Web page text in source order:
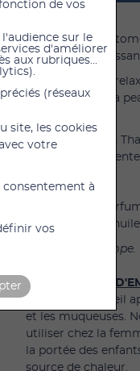
Huile sèche
massage
Décontracte et
corps. Adoucit la
S’utilise aussi en
massage de
Profitez d'un
stress grâce à
Vendu sans pompe.
PRÉCAUTIONS
s'exposer au soleil
et les muqueuses.
utiliser chez la
la portée des
source de chaleur.
de vos
sur le
d'améliorer
aux rubriques...
(réseaux
site, les cookies
votre
à
vos